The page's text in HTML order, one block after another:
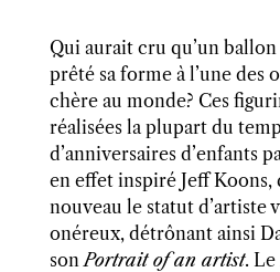
Qui aurait cru qu’un
prêté sa forme à l’une des
chère au monde? Ces
réalisées la plupart du
d’anniversaires d’enfants
en effet inspiré Jeff
nouveau le statut d’artiste
onéreux, détrônant ainsi
sonPortrait of an artist. Le